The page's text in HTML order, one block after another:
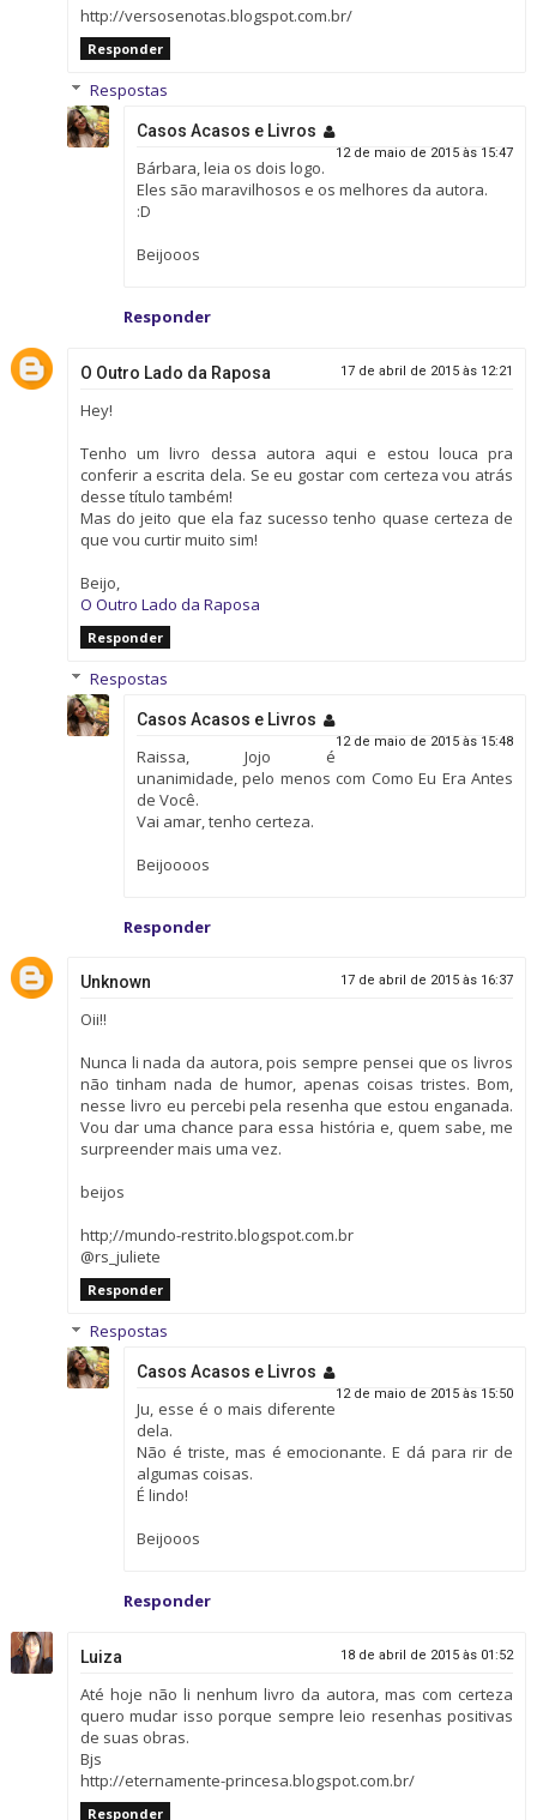
http://versosenotas.blogspot.com.br/
Responder
Respostas
Casos Acasos e Livros
12 de maio de 2015 às 15:47
Bárbara, leia os dois logo.
Eles são maravilhosos e os melhores da autora.
:D
Beijooos
Responder
O Outro Lado da Raposa 17 de abril de 2015 às 12:21
Hey!
Tenho um livro dessa autora aqui e estou louca pra
conferir a escrita dela. Se eu gostar com certeza vou atrás
desse título também!
Mas do jeito que ela faz sucesso tenho quase certeza de
que vou curtir muito sim!
Beijo,
O Outro Lado da Raposa
Responder
Respostas
Casos Acasos e Livros
12 de maio de 2015 às 15:48
Raissa, Jojo é
unanimidade, pelo menos com Como Eu Era Antes
de Você.
Vai amar, tenho certeza.
Beijoooos
Responder
Unknown 17 de abril de 2015 às 16:37
Oii!!
Nunca li nada da autora, pois sempre pensei que os livros
não tinham nada de humor, apenas coisas tristes. Bom,
nesse livro eu percebi pela resenha que estou enganada.
Vou dar uma chance para essa história e, quem sabe, me
surpreender mais uma vez.
beijos
http;//mundo-restrito.blogspot.com.br
@rs_juliete
Responder
Respostas
Casos Acasos e Livros
12 de maio de 2015 às 15:50
Ju, esse é o mais diferente
dela.
Não é triste, mas é emocionante. E dá para rir de
algumas coisas.
É lindo!
Beijooos
Responder
Luiza 18 de abril de 2015 às 01:52
Até hoje não li nenhum livro da autora, mas com certeza
quero mudar isso porque sempre leio resenhas positivas
de suas obras.
Bjs
http://eternamente-princesa.blogspot.com.br/
Responder